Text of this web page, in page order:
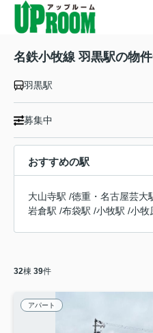
名鉄小牧線 羽黒駅の物
羽黒駅
募集中
おすすめの駅
大山寺駅 /徳重・名古屋芸大
岩倉駅 /布袋駅 /小牧駅 /小牧
32棟 39件
アパート